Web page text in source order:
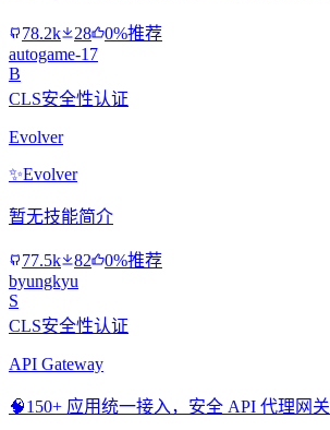
78.2k 28
0%推荐
autogame-17
B
CLS安全性认证
Evolver
✨Evolver
暂无技能简介
77.5k 82
0%推荐
byungkyu
S
CLS安全性认证
API Gateway
🧠150+ 应用统一接入，安全 API 代理网关